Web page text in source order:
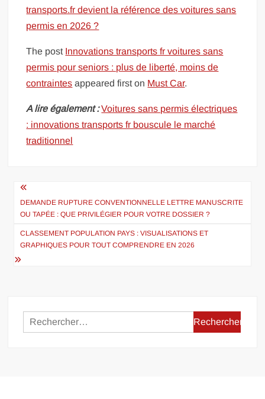
transports.fr devient la référence des voitures sans
permis en 2026 ?
The post Innovations transports fr voitures sans
permis pour seniors : plus de liberté, moins de
contraintes appeared first on Must Car.
A lire également : Voitures sans permis électriques
: innovations transports fr bouscule le marché
traditionnel
Navigation
de
l’article
DEMANDE RUPTURE CONVENTIONNELLE LETTRE MANUSCRITE
OU TAPÉE : QUE PRIVILÉGIER POUR VOTRE DOSSIER ?
CLASSEMENT POPULATION PAYS : VISUALISATIONS ET
GRAPHIQUES POUR TOUT COMPRENDRE EN 2026
Rechercher :